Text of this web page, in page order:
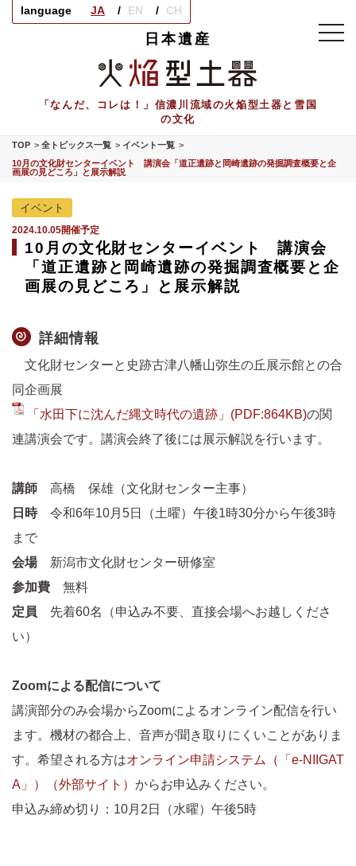
language JA EN CH
日本遺産
「なんだ、コレは！」信濃川流域の火焔型土器と雪国
の文化
TOP 全トピックス一覧
イベント一覧
10月の文化財センターイベント 講演会「道正遺跡と岡崎遺跡の発掘調査概要と企
画展の見どころ」と展示解説
イベント
2024.10.05開催予定
10月の文化財センターイベント 講演会
「道正遺跡と岡崎遺跡の発掘調査概要と企
画展の見どころ」と展示解説
詳細情報
文化財センターと史跡古津八幡山弥生の丘展示館との合
同企画展
「水田下に沈んだ縄文時代の遺跡」(PDF:864KB)の関
連講演会です。講演会終了後には展示解説を行います。
講師 高橋 保雄（文化財センター主事）
日時令和6年10月5日（土曜）午後1時30分から午後3時
まで
会場新潟市文化財センター研修室
参加費 無料
定員 先着60名（申込み不要、直接会場へお越しくださ
い）
Zoomによる配信について
講演部分のみ会場からZoomによるオンライン配信を行い
ます。機材の都合上、音声が聞き取りにくいことがありま
す。希望される方はオンライン申請システム（「e-NIIGAT
A」）（外部サイト） からお申込みください。
申込み締め切り：10月2日（水曜）午後5時